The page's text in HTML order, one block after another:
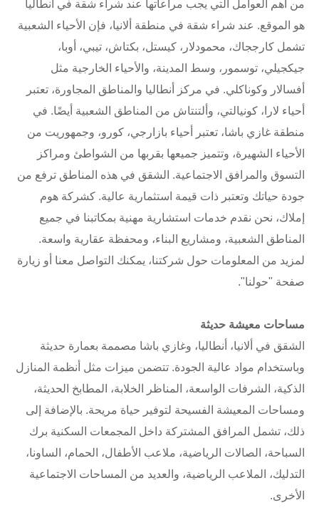
من أهم العوامل التي يجب مراعاتها عند شراء شقة في أنطاليا
هو الموقع. عند شراء شقة في منطقة ألانيا، فإن الأحياء الشعبية
تشمل كارججاك، محمودلار، كيستل، بكتاش، تيبي، أوبا،
جيكجيلي، توسمور، وسط المدينة، والأحياء الخارجية مثل
أفسالار وكوناكلي. في مركز أنطاليا والمناطق المجاورة، تعتبر
أحياء لارا، كونيالتي، وألتنتاش من المناطق الشعبية أيضًا. في
منطقة غازي باشا، تعتبر أحياء بازارجي، كورو، وجمهوريت من
الأحياء الشهيرة، وتتميز جميعها بقربها من الشواطئ ومراكز
التسوق والمرافق الاجتماعية. الشقق في هذه المناطق ترفع من
جودة حياتك وتعتبر ذات قيمة استثمارية عالية. كشركة هوم
إملاك، نحن نقدم خدمات استشارية مهنية بمكاتبنا في جميع
المناطق الشعبية، ومشاريع البناء، ومحفظة عقارية واسعة.
لمزيد من المعلومات حول شركتنا، يمكنك التواصل معنا أو زيارة
صفحة "حولنا".
مساحات معيشة حديثة
الشقق في ألانيا، أنطاليا، وغازي باشا مصممة بعمارة حديثة
وباستخدام مواد عالية الجودة. تتضمن ميزات مثل أنظمة المنازل
الذكية، الشرفات الواسعة، المناظر الخلابة، المطابخ الحديثة،
ومساحات المعيشة الفسيحة لتوفير حياة مريحة. بالإضافة إلى
ذلك، تشمل المرافق المشتركة داخل المجمعات السكنية برك
السباحة، الصالات الرياضية، ملاعب الأطفال، الحمام، الساونا،
التدليك، الملاعب الرياضية، والعديد من المساحات الاجتماعية
الأخرى.